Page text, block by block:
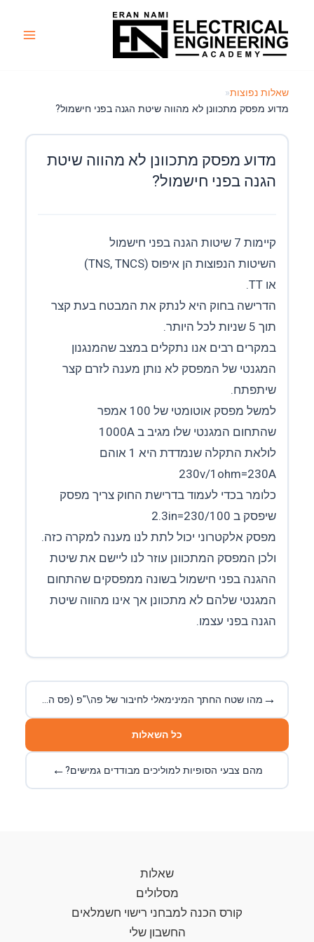
שאלות נפוצות«
מדוע מפסק מתכוונן לא מהווה שיטת הגנה בפני חישמול?
מדוע מפסק מתכוונן לא מהווה שיטת
הגנה בפני חישמול?
קיימות 7 שיטות הגנה בפני חישמול
השיטות הנפוצות הן איפוס (TNS, TNCS)
או TT.
הדרישה בחוק היא לנתק את המבטח בעת קצר
תוך 5 שניות לכל היותר.
במקרים רבים אנו נתקלים במצב שהמנגנון
המגנטי של המפסק לא נותן מענה לזרם קצר
שיתפתח.
למשל מפסק אוטומטי של 100 אמפר
שהתחום המגנטי שלו מגיב ב 1000A
לולאת התקלה שנמדדת היא 1 אוהם
230v/1ohm=230A
כלומר בכדי לעמוד בדרישת החוק צריך מפסק
שיפסק ב 230/100=2.3in
מפסק אלקטרוני יכול לתת לנו מענה למקרה כזה.
ולכן המפסק המתכוונן עוזר לנו ליישם את שיטת
ההגנה בפני חישמול בשונה ממפסקים שהתחום
המגנטי שלהם לא מתכוונן אך אינו מהווה שיטת
הגנה בפני עצמו.
→ מהו שטח החתך המינימאלי לחיבור של פה\"פ (פס השוואת פוטנציאלים) משני
כל השאלות
מהם צבעי הסופיות למוליכים מבודדים גמישים?←
שאלות
מסלולים
קורס הכנה למבחני רישוי חשמלאים
החשבון שלי